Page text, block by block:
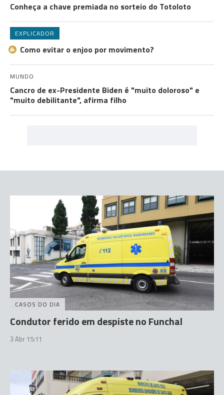
Conheça a chave premiada no sorteio do Totoloto
EXPLICADOR
Como evitar o enjoo por movimento?
MUNDO
Cancro de ex-Presidente Biden é "muito doloroso" e
"muito debilitante", afirma filho
CASOS DO DIA
Condutor ferido em despiste no Funchal
3 Abr 15:11